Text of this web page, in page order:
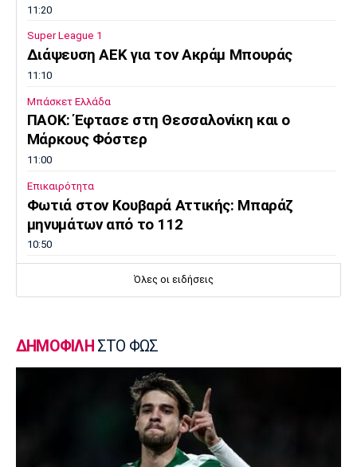
11:20
Super League 1
Διάψευση ΑΕΚ για τον Ακράμ Μπουράς
11:10
Μπάσκετ Ελλάδα
ΠΑΟΚ: Έφτασε στη Θεσσαλονίκη και ο
Μάρκους Φόστερ
11:00
Επικαιρότητα
Φωτιά στον Κουβαρά Αττικής: Μπαράζ
μηνυμάτων από το 112
10:50
Ευρωμπάσκετ U16: Ελλάδα-Νορβηγία απόψε
Super League 1
Βόλος: Οι νέες φανέλες, οι νέοι παίκτες και
Λίβερπουλ: Ενδέχεται να παραχωρήσει τον
Όλες οι ειδήσεις
ΔΗΜΟΦΙΛΗ ΣΤΟ ΦΩΣ